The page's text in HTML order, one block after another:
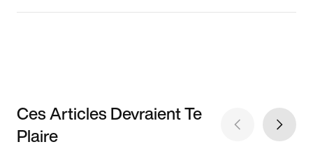
Ces Articles Devraient Te
Plaire